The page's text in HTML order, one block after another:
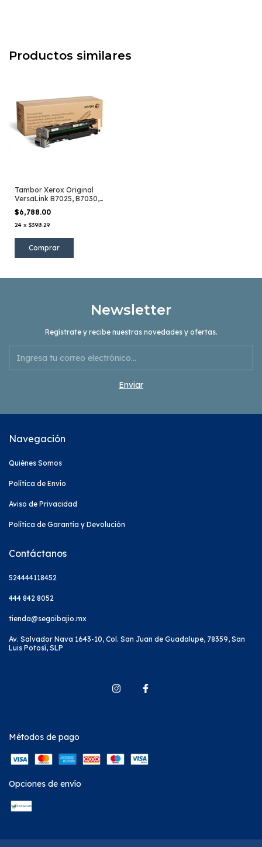
Productos similares
Tambor Xerox Original
VersaLink B7025, B7030,
B7035
$6,788.00
24 x $398.29
Newsletter
Regístrate y recibe nuestras novedades y ofertas.
Navegación
Quiénes Somos
Política de Envío
Aviso de Privacidad
Política de Garantía y Devolución
Contáctanos
524444118452
444 842 8052
tienda@segoibajio.mx
Av. Salvador Nava 1643-10, Col. San Juan de Guadalupe, 78359, San
Luis Potosí, SLP
Métodos de pago
Opciones de envío